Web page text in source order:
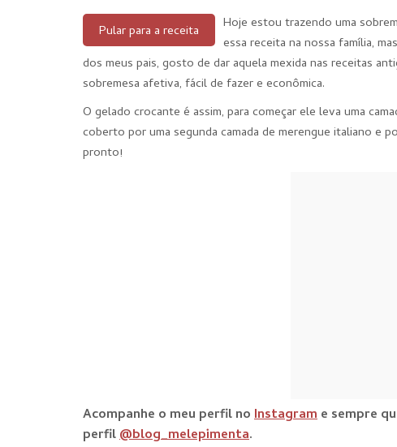
Pular para a receita
Hoje estou trazendo uma
essa receita na nossa família,
dos meus pais, gosto de dar aquela mexida nas receitas
sobremesa afetiva, fácil de fazer e econômica.
O gelado crocante é assim, para começar ele leva uma
coberto por uma segunda camada de merengue italiano e
pronto!
Acompanhe o meu perfil noInstagrame sempre
perfil@blog_melepimenta.